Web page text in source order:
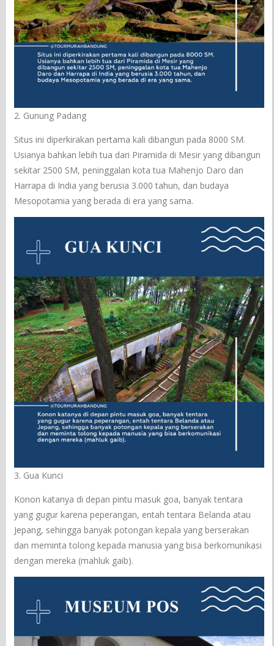
2. Gunung Padang
Situs ini diperkirakan pertama kali dibangun pada 8000 SM.
Usianya bahkan lebih tua dari Piramida di Mesir yang dibangun
sekitar 2500 SM, peninggalan kota tua Mahenjo Daro dan
Harrapa di India yang berusia 3.000 tahun, dan budaya
Mesopotamia yang berada di era yang sama.
3. Gua Kunci
Konon katanya di depan pintu masuk goa, banyak tentara
yang gugur karena peperangan, entah tentara Belanda atau
Jepang, sehingga banyak potongan kepala yang berserakan
dan meminta tolong kepada manusia yang bisa berkomunikasi
dengan mereka (mahluk gaib).